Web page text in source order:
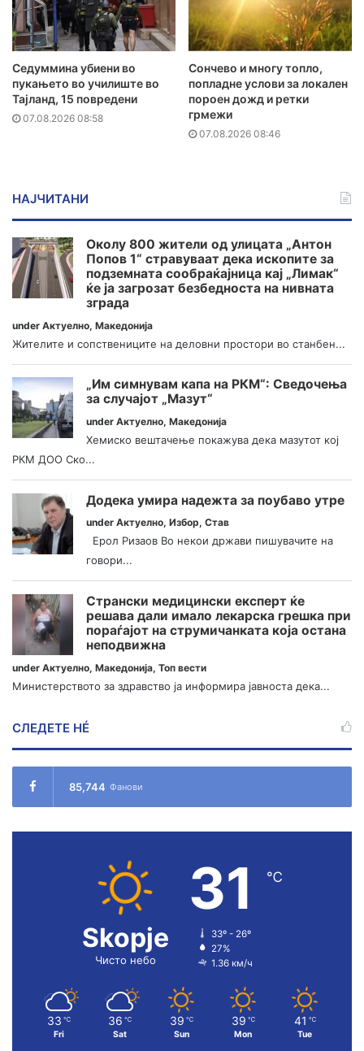
Седуммина убиени во
пукањето во училиште во
Тајланд, 15 повредени
07.08.2026 08:58
Сончево и многу топло,
попладне услови за локален
пороен дожд и ретки
грмежи
07.08.2026 08:46
НАЈЧИТАНИ
Околу 800 жители од улицата „Антон
Попов 1“ стравуваат дека ископите за
подземната сообраќајница кај „Лимак“
ќе ја загрозат безбедноста на нивната
зграда
under Актуелно, Македонија
Жителите и сопствениците на деловни простори во станбен...
„Им симнувам капа на РКМ“: Сведочења
за случајот „Мазут“
under Актуелно, Македонија
Хемиско вештачење покажува дека мазутот кој
РКМ ДОО Ско...
Додека умира надежта за поубаво утре
under Актуелно, Избор, Став
Ерол Ризаов Во некои држави пишувачите на
говори...
Странски медицински експерт ќе
решава дали имало лекарска грешка при
пораѓајот на струмичанката која остана
неподвижна
under Актуелно, Македонија, Топ вести
Министерството за здравство ја информира јавноста дека...
СЛЕДЕТЕ НÉ
85,744 Фанови
Skopje
Чисто небо
31 ℃
33º - 26º
27%
1.36 км/ч
33 ℃
Fri
36 ℃
Sat
39 ℃
Sun
39 ℃
Mon
41 ℃
Tue